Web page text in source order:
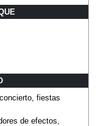
fiestas
de efectos,